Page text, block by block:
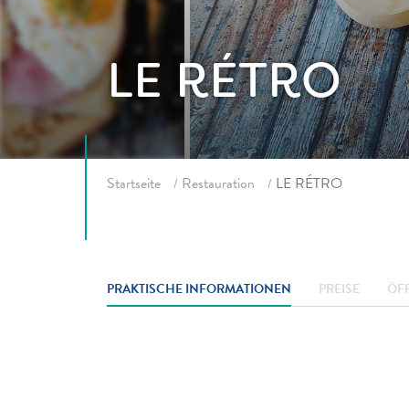
LE RÉTRO
Startseite Restauration LE RÉTRO
PRAKTISCHE INFORMATIONEN PREISE